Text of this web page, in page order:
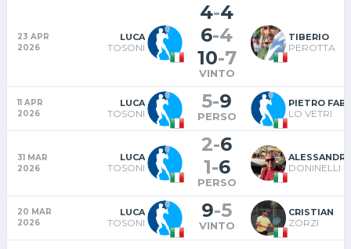
23 APR
2026
LUCA
TOSONI
4-4
6-4
10-7
VINTO
TIBERIO
PEROTTA
11 APR
2026
LUCA
TOSONI
5-9
PERSO
PIETRO
LO VETRI
31 MAR
2026
LUCA
TOSONI
2-6
1-6
PERSO
DONINELLI
20 MAR
2026
LUCA
TOSONI
9-5
VINTO
CRISTIAN
ZORZI